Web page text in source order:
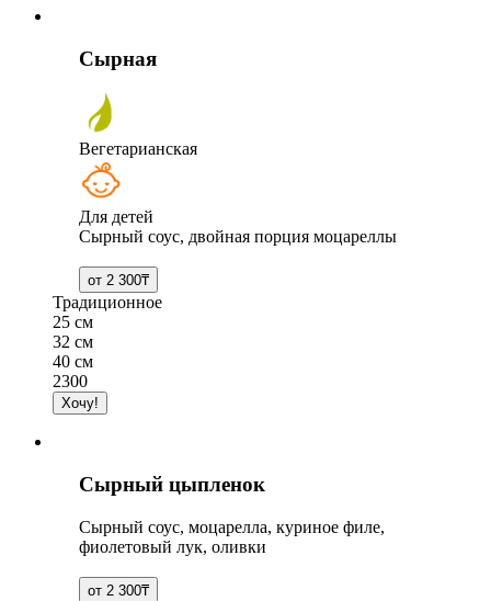
Сырная
Вегетарианская
Для детей
Сырный соус, двойная порция моцареллы
Традиционное
25 см
32 см
40 см
2300
Сырный цыпленок
Сырный соус, моцарелла, куриное филе,
фиолетовый лук, оливки